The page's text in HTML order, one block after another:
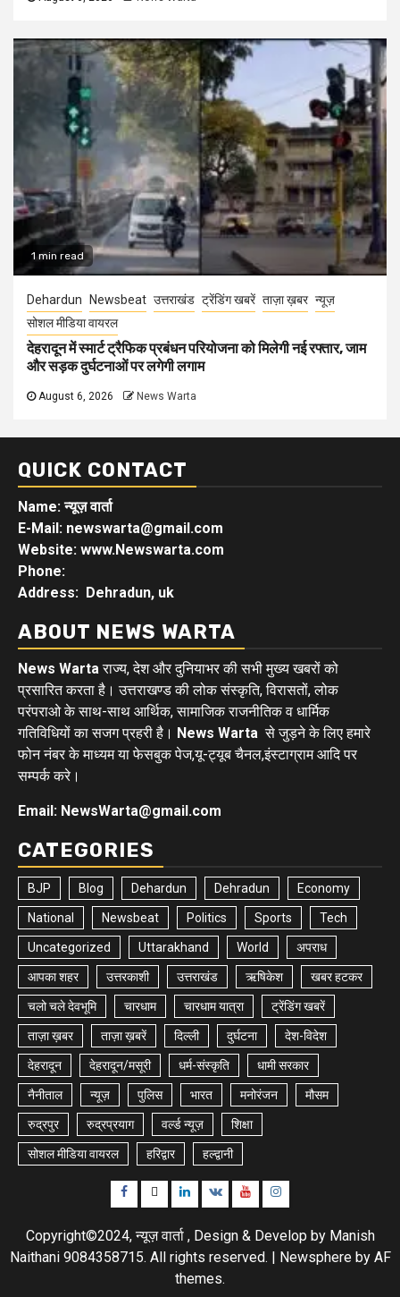
1 min read
Dehardun Newsbeat उत्तराखंड ट्रेंडिंग खबरें ताज़ा ख़बर न्यूज़
सोशल मीडिया वायरल
देहरादून में स्मार्ट ट्रैफिक प्रबंधन परियोजना को मिलेगी नई रफ्तार, जाम
और सड़क दुर्घटनाओं पर लगेगी लगाम
August 6, 2026 News Warta
QUICK CONTACT
Name: न्यूज़ वार्ता
E-Mail: newswarta@gmail.com
Website: www.Newswarta.com
Phone:
Address: Dehradun, uk
ABOUT NEWS WARTA
News Wartaराज्य, देश और दुनियाभर की सभी मुख्य खबरों को
प्रसारित करता है। उत्तराखण्ड की लोक संस्कृति, विरासतों, लोक
परंपराओ के साथ-साथ आर्थिक, सामाजिक राजनीतिक व धार्मिक
गतिविधियों का सजग प्रहरी है। News Warta से जुड़ने के लिए हमारे
फोन नंबर के माध्यम या फेसबुक पेज,यू-ट्यूब चैनल,इंस्टाग्राम आदि पर
सम्पर्क करे।
Email: NewsWarta@gmail.com
CATEGORIES
BJP Blog Dehardun Dehradun Economy
National Newsbeat Politics Sports Tech
Uncategorized Uttarakhand World अपराध
आपका शहर उत्तरकाशी उत्तराखंड ऋषिकेश खबर हटकर
चलो चले देवभूमि चारधाम चारधाम यात्रा ट्रेंडिंग खबरें
ताज़ा ख़बर ताज़ा ख़बरें दिल्ली दुर्घटना देश-विदेश
देहरादून देहरादून/मसूरी धर्म-संस्कृति धामी सरकार
नैनीताल न्यूज़ पुलिस भारत मनोरंजन मौसम
रुद्रपुर रुद्रप्रयाग वर्ल्ड न्यूज़ शिक्षा
सोशल मीडिया वायरल हरिद्वार हल्द्वानी
Facebook
TwitterLinkedin
VK YoutubeInstagram
Copyright©2024, न्यूज़ वार्ता , Design & Develop by Manish
Naithani 9084358715. All rights reserved.
Newsphereby AF
themes.